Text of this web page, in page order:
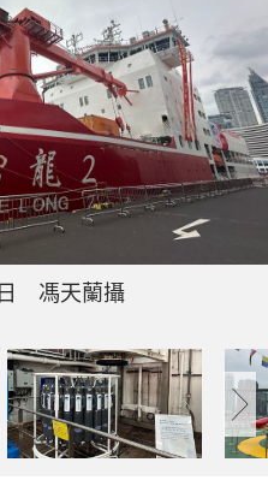
馮天蘭攝